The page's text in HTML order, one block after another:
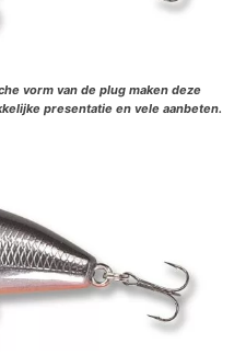
vorm van de plug maken deze
presentatie en vele aanbeten.